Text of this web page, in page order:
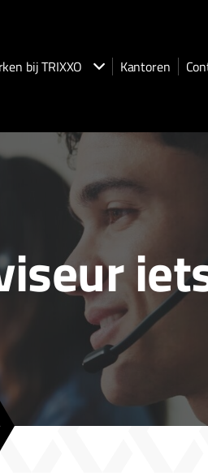
bij TRIXXO Kantoren